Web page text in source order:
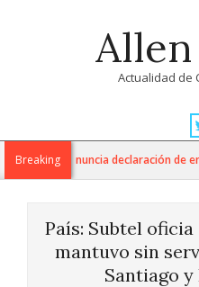
Actualidad de
Navigation
MenuBreakinganuncia declaración de
País: Subtel
mantuvo sin
Santiago